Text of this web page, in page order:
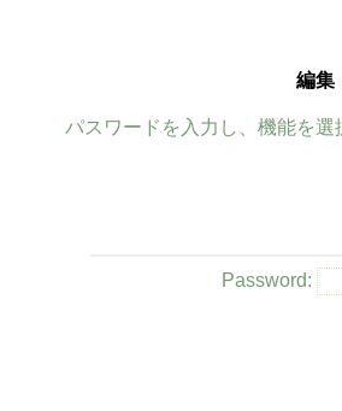
編集
パスワードを入力し、機能を
Password: